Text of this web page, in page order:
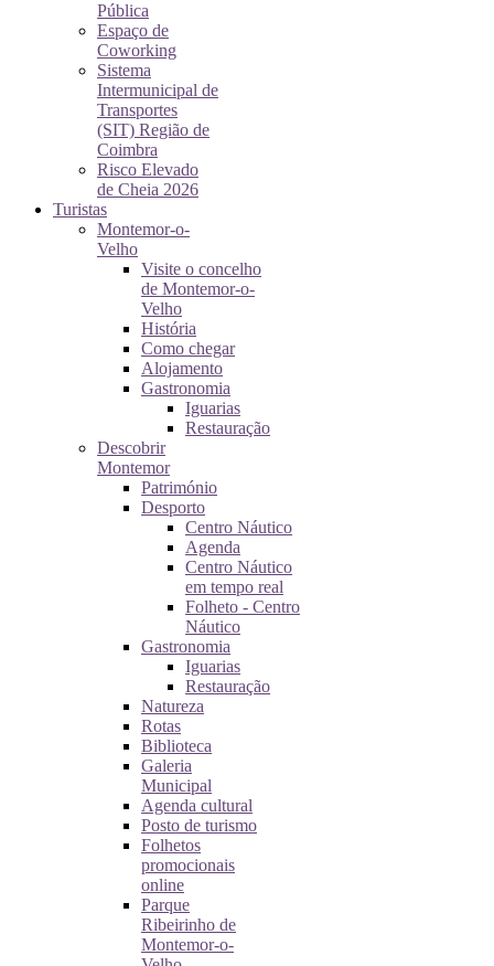
Pública
Espaço de
Coworking
Sistema
Intermunicipal de
Transportes
(SIT) Região de
Coimbra
Risco Elevado
de Cheia 2026
Turistas
Montemor-o-
Velho
Visite o concelho
de Montemor-o-
Velho
História
Como chegar
Alojamento
Gastronomia
Iguarias
Restauração
Descobrir
Montemor
Património
Desporto
Centro Náutico
Agenda
Centro Náutico
em tempo real
Folheto - Centro
Náutico
Gastronomia
Iguarias
Restauração
Natureza
Rotas
Biblioteca
Galeria
Municipal
Agenda cultural
Posto de turismo
Folhetos
promocionais
online
Parque
Ribeirinho de
Montemor-o-